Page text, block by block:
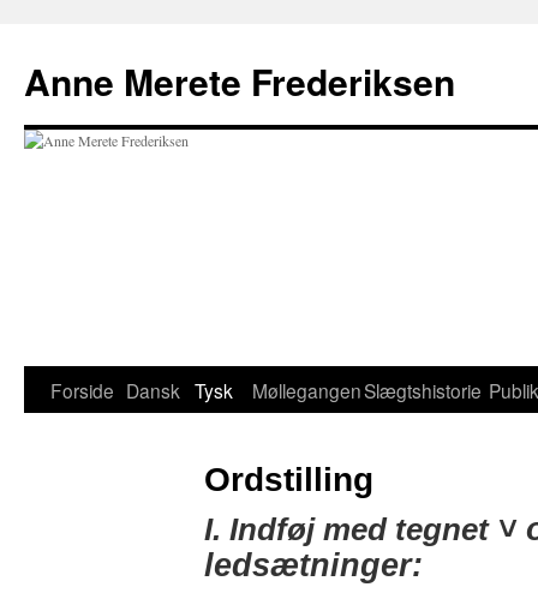
indhold
Anne Merete Frederiksen
Forside Dansk Tysk MøllegangenSlægtshistorie
Ordstilling
I. Indføj med tegnet ˅
ledsætninger: